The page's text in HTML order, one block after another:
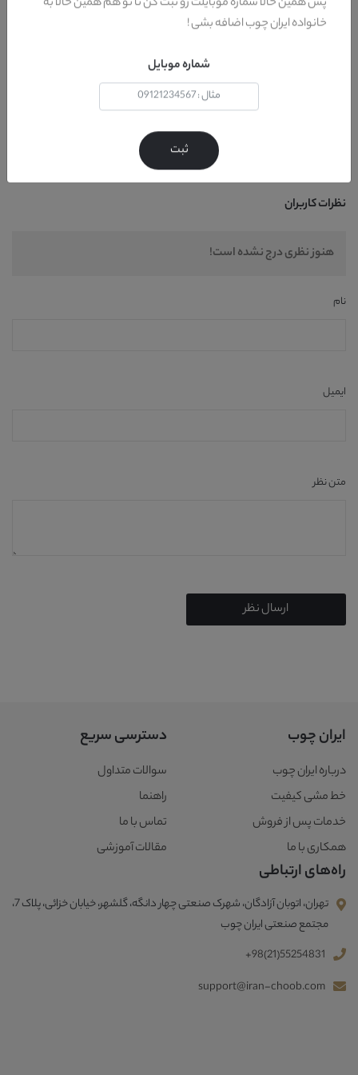
کیفیت . طراحی . قیمت
نظرات کاربران
هنوز نظری درج نشده است!
نام
ایمیل
متن نظر
ارسال نظر
ایران چوب
درباره ایران چوب
خط مشی کیفیت
خدمات پس از فروش
همکاری با ما
دسترسی سریع
سوالات متداول
راهنما
تماس با ما
مقالات آموزشی
راه‌های ارتباطی
تهران، اتوبان آزادگان، شهرک صنعتی چهار دانگه، گلشهر، خیابان خزائی، پلاک 7،
مجتمع صنعتی ایران چوب
+98(21)55254831
support@iran-choob.com
پس همین حالا شماره موبایلت رو ثبت کن تا تو هم همین حالا به
خانواده ایران چوب اضافه بشی !
شماره موبایل
ثبت